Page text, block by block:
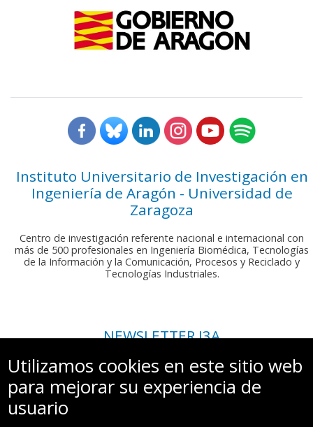
Instituto Universitario de Investigación en
Ingeniería de Aragón - Universidad de
Zaragoza
Centro de investigación referente nacional e internacional con
más de 500 profesionales en Ingeniería Biomédica, Tecnologías
de la Información y la Comunicación, Procesos y Reciclado y
Tecnologías Industriales.
NEWSLETTER I3A
Si deseas recibir nuestro boletín mensual, envíanos un correo a:
comunicacion.i3a@unizar.es
Utilizamos cookies en este sitio web
para mejorar su experiencia de
usuario